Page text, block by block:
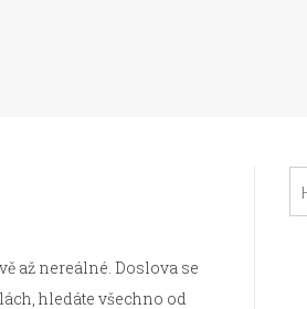
až nereálné. Doslova se
hledáte všechno od